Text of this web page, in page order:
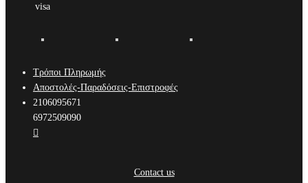
visa
Τρόποι Πληρωμής
Αποστολές-Παραδόσεις-Επιστροφές
2106095671
6972509090

Contact us